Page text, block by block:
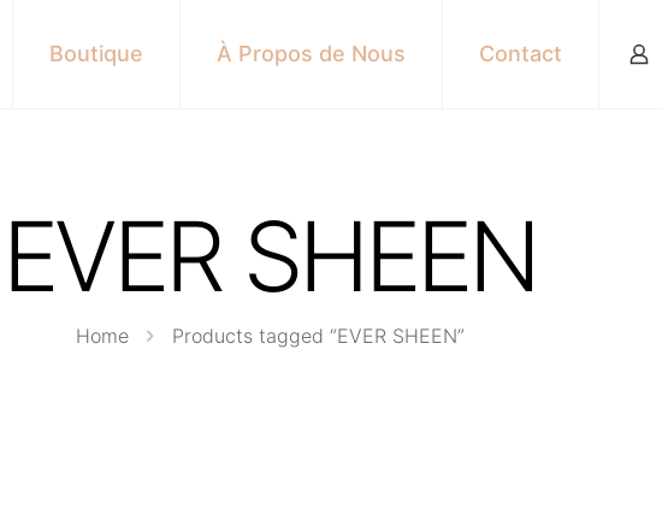
Boutique À Propos de Nous Contact
EVER SHEEN
Home Products tagged “EVER SHEEN”